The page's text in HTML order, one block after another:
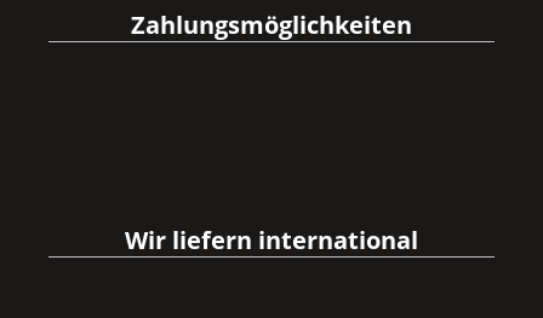
Zahlungsmöglichkeiten
Wir liefern international